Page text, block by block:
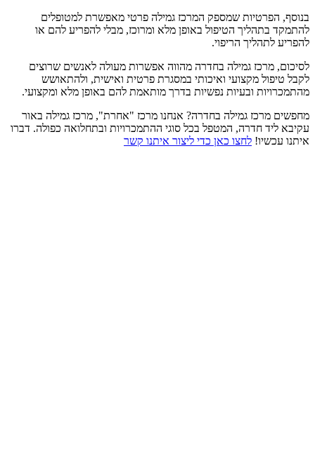
בנוסף, הפרטיות שמספק המרכז גמילה פרטי מאפשרת למטופלים
להתמקד בתהליך הטיפול באופן מלא ומרוכז, מבלי להפריע להם או
להפריע לתהליך הריפוי.
לסיכום, מרכז גמילה בחדרה מהווה אפשרות מעולה לאנשים שרוצים
לקבל טיפול מקצועי ואיכותי במסגרת פרטית ואישית, ולהתאושש
מהתמכרויות ובעיות נפשיות בדרך מותאמת להם באופן מלא ומקצועי.
מחפשים מרכז גמילה בחדרה? אנחנו מרכז "אחרת", מרכז גמילה באור
עקיבא ליד חדרה, המטפל בכל סוגי ההתמכרויות ובתחלואה כפולה. דברו
איתנו עכשיו! לחצו כאן כדי ליצור איתנו קשר